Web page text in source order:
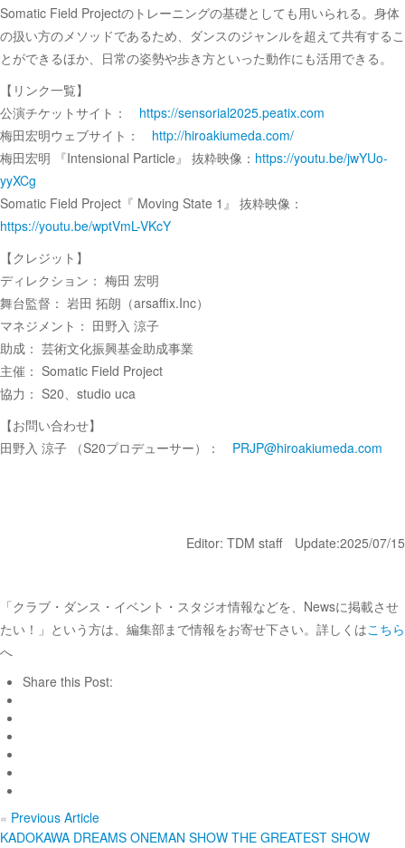
Somatic Field Projectのトレーニングの基礎としても用いられる。身体
の扱い方のメソッドであるため、ダンスのジャンルを超えて共有するこ
とができるほか、日常の姿勢や歩き方といった動作にも活用できる。
【リンク一覧】
公演チケットサイト： https://sensorial2025.peatix.com
梅田宏明ウェブサイト： http://hiroakiumeda.com/
梅田宏明 『Intensional Particle』 抜粋映像： https://youtu.be/jwYUo-
yyXCg
Somatic Field Project『 Moving State 1』 抜粋映像：
https://youtu.be/wptVmL-VKcY
【クレジット】
ディレクション： 梅田 宏明
舞台監督： 岩田 拓朗（arsaffix.Inc）
マネジメント： 田野入 涼子
助成： 芸術文化振興基金助成事業
主催： Somatic Field Project
協力： S20、studio uca
【お問い合わせ】
田野入 涼子 （S20プロデューサー）： PRJP@hiroakiumeda.com
Editor: TDM staff Update:2025/07/15
「クラブ・ダンス・イベント・スタジオ情報などを、Newsに掲載させ
たい！」という方は、編集部まで情報をお寄せ下さい。詳しくはこちら
へ
Share this Post:
« Previous Article
KADOKAWA DREAMS ONEMAN SHOW THE GREATEST SHOW